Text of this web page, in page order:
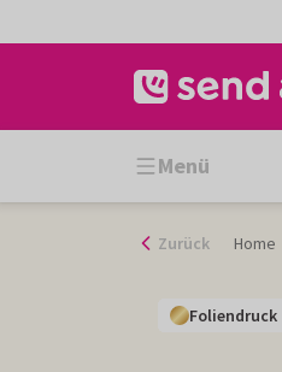
Inhalt
Menü
Zurück Home
Foliendruck
Foliendruck
Foliendruck
Foliendruck
Foliendruck